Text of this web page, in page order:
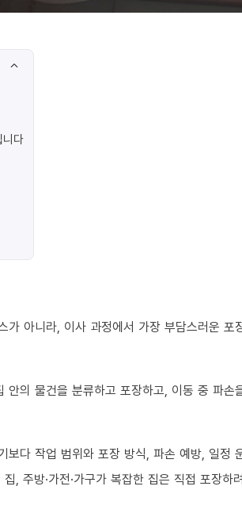
니다
아니라, 이사 과정에서 가장 부담스러운 포
의 물건을 분류하고 포장하고, 이동 중 파
보다 작업 범위와 포장 방식, 파손 예방, 일정
, 주방·가전·가구가 복잡한 집은 직접 포장